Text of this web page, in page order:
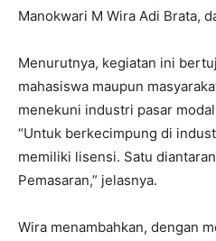
Manokwari M Wira Adi Brata,
Menurutnya, kegiatan ini
mahasiswa maupun
menekuni industri pasar
“Untuk berkecimpung di
memiliki lisensi. Satu
Pemasaran,” jelasnya.
Wira menambahkan, dengan